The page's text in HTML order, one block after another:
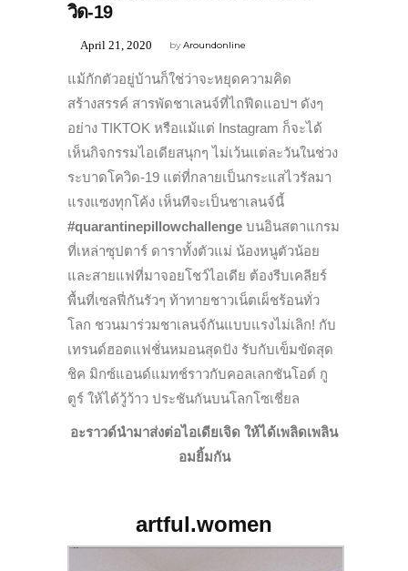
วิด-19
byAroundonline
April 21, 2020
แม้กักตัวอยู่บ้านก็ใช่ว่าจะหยุดความคิด
สร้างสรรค์ สารพัดชาเลนจ์ที่ไถฟีดแอปฯ ดังๆ
อย่าง TIKTOK หรือแม้แต่ Instagram ก็จะได้
เห็นกิจกรรมไอเดียสนุกๆ ไม่เว้นแต่ละวันในช่วง
ระบาดโควิด-19 แต่ที่กลายเป็นกระแสไวรัลมา
แรงแซงทุกโค้ง เห็นทีจะเป็นชาเลนจ์นี้
#quarantinepillowchallenge บนอินสตาแกรม
ที่เหล่าซุปตาร์ ดาราทั้งตัวแม่ น้องหนูตัวน้อย
และสายแฟที่มาจอยโชว์ไอเดีย ต้องรีบเคลียร์
พื้นที่เซลฟี่กันรัวๆ ท้าทายชาวเน็ตเผ็ชร้อนทั่ว
โลก ชวนมาร่วมชาเลนจ์กันแบบแรงไม่เลิก! กับ
เทรนด์ฮอตแฟชั่นหมอนสุดปัง รับกับเข็มขัดสุด
ชิค มิกซ์แอนด์แมทช์ราวกับคอลเลกชันโอต์ กู
ตูร์ ให้ได้วู้ว้าว ประชันกันบนโลกโซเชี่ยล
อะราวด์นำมาส่งต่อไอเดียเจิด ให้ได้เพลิดเพลิน
อมยิ้มกัน
artful.women